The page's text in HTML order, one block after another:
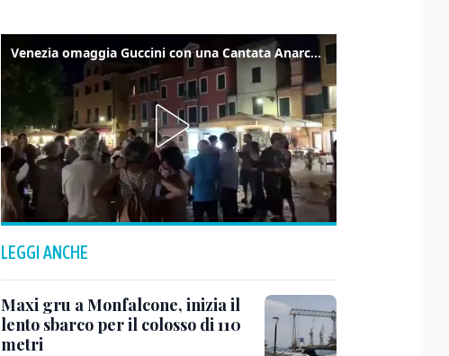
Venezia omaggia Guccini con una Cantata Anarchica in campo Santa Margherita
LEGGI ANCHE
Maxi gru a Monfalcone, inizia il
lento sbarco per il colosso di 110
metri